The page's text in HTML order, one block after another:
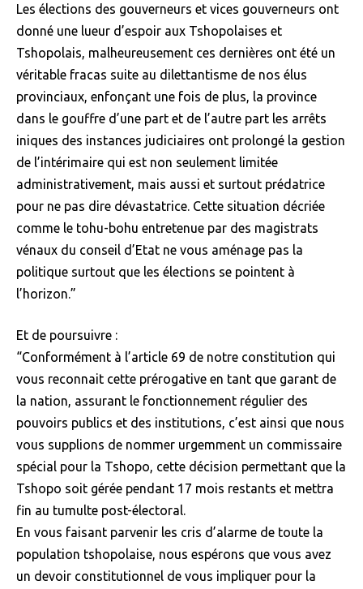
Les élections des gouverneurs et vices gouverneurs ont
donné une lueur d’espoir aux Tshopolaises et
Tshopolais, malheureusement ces dernières ont été un
véritable fracas suite au dilettantisme de nos élus
provinciaux, enfonçant une fois de plus, la province
dans le gouffre d’une part et de l’autre part les arrêts
iniques des instances judiciaires ont prolongé la gestion
de l’intérimaire qui est non seulement limitée
administrativement, mais aussi et surtout prédatrice
pour ne pas dire dévastatrice. Cette situation décriée
comme le tohu-bohu entretenue par des magistrats
vénaux du conseil d’Etat ne vous aménage pas la
politique surtout que les élections se pointent à
l’horizon.”
Et de poursuivre :
“Conformément à l’article 69 de notre constitution qui
vous reconnait cette prérogative en tant que garant de
la nation, assurant le fonctionnement régulier des
pouvoirs publics et des institutions, c’est ainsi que nous
vous supplions de nommer urgemment un commissaire
spécial pour la Tshopo, cette décision permettant que la
Tshopo soit gérée pendant 17 mois restants et mettra
fin au tumulte post-électoral.
En vous faisant parvenir les cris d’alarme de toute la
population tshopolaise, nous espérons que vous avez
un devoir constitutionnel de vous impliquer pour la